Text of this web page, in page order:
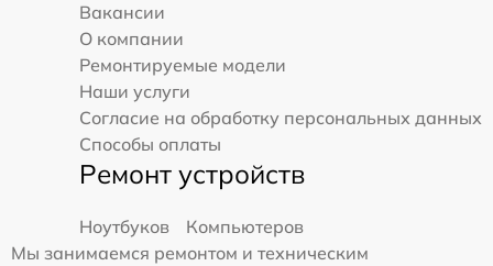
Вакансии
О компании
Ремонтируемые модели
Наши услуги
Согласие на обработку персональных данных
Способы оплаты
Ремонт устройств
Ноутбуков
Компьютеров
Мы занимаемся ремонтом и техническим